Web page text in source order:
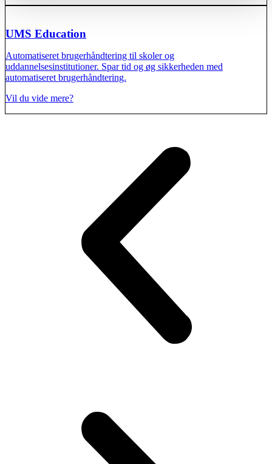
UMS Education
Automatiseret brugerhåndtering til skoler og
uddannelsesinstitutioner. Spar tid og øg sikkerheden med
automatiseret brugerhåndtering.
Vil du vide mere?